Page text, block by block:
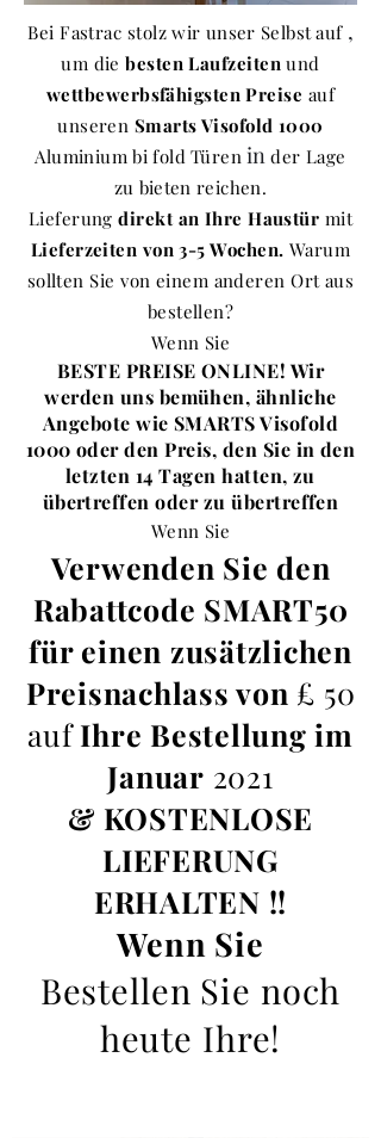
Bei Fastrac stolz wir unser Selbst auf,
um diebesten Laufzeiten und
wettbewerbsfähigsten Preise auf
unseren Smarts Visofold 1000
Aluminium bi fold Türen inder Lage
zu bieten reichen.
Lieferungdirekt an Ihre Haustür mit
Lieferzeiten von 3-5 Wochen. Warum
sollten Sie von einem anderen Ort aus
bestellen?
Wenn Sie
BESTE PREISE ONLINE! Wir
werden uns bemühen, ähnliche
Angebote wie SMARTS Visofold
1000 oder den Preis, den Sie in den
letzten 14 Tagen hatten, zu
übertreffen oder zu übertreffen
Wenn Sie
Verwenden Sie den
Rabattcode SMART50
für einen zusätzlichen
Preisnachlass von £ 50
aufIhre Bestellung im
Januar 2021
& KOSTENLOSE
LIEFERUNG
ERHALTEN !!
Wenn Sie
Bestellen Sie noch
heute Ihre!